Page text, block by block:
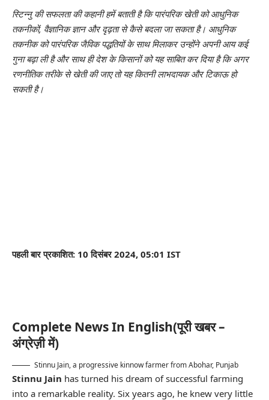
स्टिन्नु की सफलता की कहानी हमें बताती है कि पारंपरिक खेती को आधुनिक
तकनीकों, वैज्ञानिक ज्ञान और दृढ़ता से कैसे बदला जा सकता है। आधुनिक
तकनीक को पारंपरिक जैविक पद्धतियों के साथ मिलाकर उन्होंने अपनी आय कई
गुना बढ़ा ली है और साथ ही देश के किसानों को यह साबित कर दिया है कि अगर
रणनीतिक तरीके से खेती की जाए तो यह कितनी लाभदायक और टिकाऊ हो
सकती है।
पहली बार प्रकाशित: 10 दिसंबर 2024, 05:01 IST
Complete News In English(पूरी खबर –
अंग्रेज़ी में)
Stinnu Jain, a progressive kinnow farmer from Abohar, Punjab
Stinnu Jain has turned his dream of successful farming
into a remarkable reality. Six years ago, he knew very little